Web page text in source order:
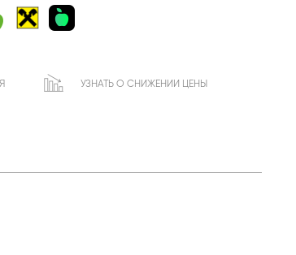
УЗНАТЬ О СНИЖЕНИИ ЦЕНЫ